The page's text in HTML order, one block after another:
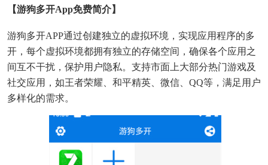
【游狗多开app免费简介】
游狗多开APP通过创建独立的虚拟环境，实现应用程序的多
开，每个虚拟环境都拥有独立的存储空间，确保各个应用之
间互不干扰，保护用户隐私。支持市面上大部分热门游戏及
社交应用，如王者荣耀、和平精英、微信、QQ等，满足用户
多样化的需求。